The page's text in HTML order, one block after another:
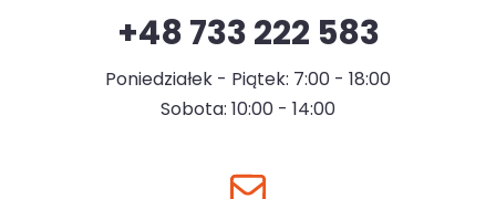
+48 733 222 583
Poniedziałek - Piątek: 7:00 - 18:00
Sobota: 10:00 - 14:00